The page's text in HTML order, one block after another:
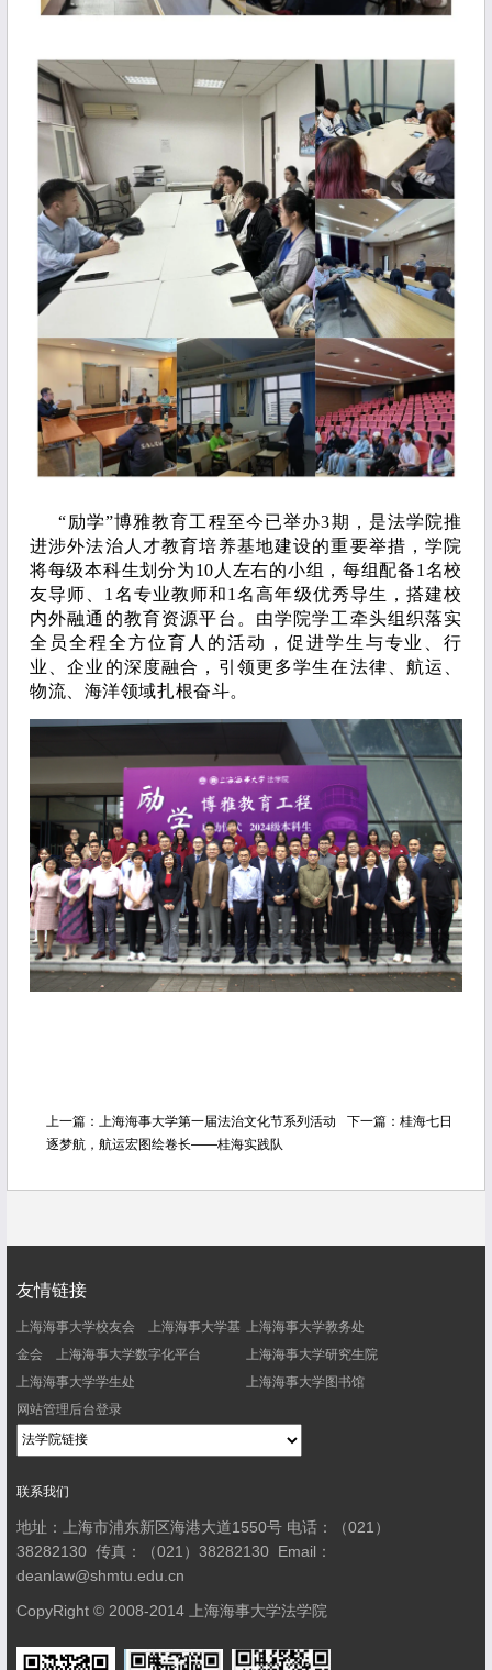
“励学”博雅教育工程至今已举办3期，是法学院推
进涉外法治人才教育培养基地建设的重要举措，学院
将每级本科生划分为10人左右的小组，每组配备1名校
友导师、1名专业教师和1名高年级优秀导生，搭建校
内外融通的教育资源平台。由学院学工牵头组织落实
全员全程全方位育人的活动，促进学生与专业、行
业、企业的深度融合，引领更多学生在法律、航运、
物流、海洋领域扎根奋斗。
上一篇： 上海海事大学第一届法治文化节系列活动 下一篇： 桂海七日
逐梦航，航运宏图绘卷长——桂海实践队
友情链接
上海海事大学校友会
上海海事大学基
金会
上海海事大学数字化平台
上海海事大学教务处
上海海事大学研究生院
上海海事大学学生处
上海海事大学图书馆
网站管理后台登录
联系我们
地址：上海市浦东新区海港大道1550号 电话：（021）
38282130 传真：（021）38282130 Email：
deanlaw@shmtu.edu.cn
CopyRight © 2008-2014 上海海事大学法学院